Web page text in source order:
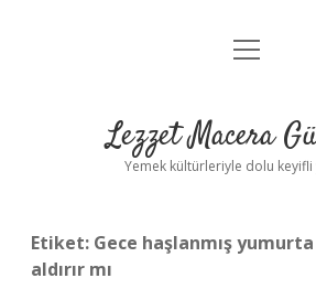
Anasayfa
Yasal Uyarı
menüyü
Lezzet Macera
Yemek kültürleriyle dolu keyifli
Etiket: Gece haşlanmış
aldırır mı